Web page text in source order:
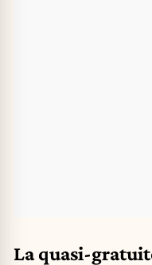
La quasi-